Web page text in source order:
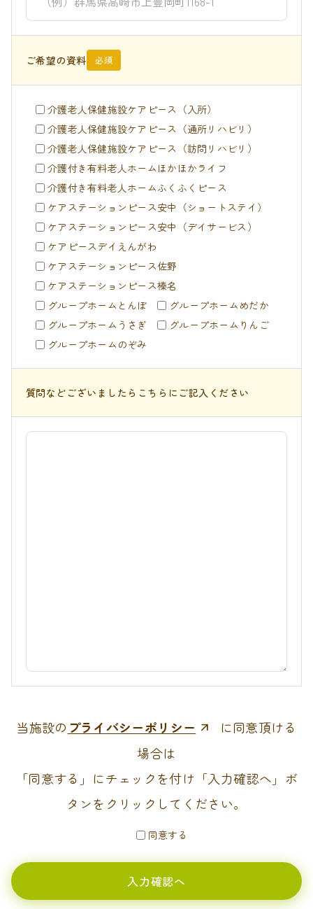
ご希望の資料 必須
介護老人保健施設ケアピース（入所）
介護老人保健施設ケアピース（通所リハビリ）
介護老人保健施設ケアピース（訪問リハビリ）
介護付き有料老人ホームほかほかライフ
介護付き有料老人ホームふくふくピース
ケアステーションピース安中（ショートステイ）
ケアステーションピース安中（デイサービス）
ケアピースデイえんがわ
ケアステーションピース佐野
ケアステーションピース榛名
グループホームとんぼ
グループホームめだか
グループホームうさぎ
グループホームりんご
グループホームのぞみ
質問などございましたらこちらにご記入ください
当施設の プライバシーポリシー
に同意頂ける
場合は
「同意する」にチェックを付け「入力確認へ」ボ
タンをクリックしてください。
同意する